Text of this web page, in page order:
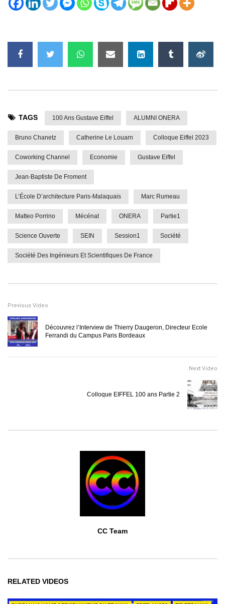
TAGS 100 Ans Gustave Eiffel ALUMNI ONERA
Bruno Chanetz Catherine Le Louarn Colloque Eiffel 2023
Coworking Channel Economie Gustave Eiffel
Jean-Baptiste De Froment
L’École D’architecture Paris-Malaquais Marc Rumeau
Matteo Porrino Mécénat ONERA Partie1
Science Ouverte SEIN Session1 Société
Société Des Ingénieurs Et Scientifiques De France
Previous Video
Découvrez l’Interview de Thierry Daugeron, Directeur Ecole
Ferrandi du Campus Paris Bordeaux
Next Video
Colloque EIFFEL 100 ans Partie 2
CC Team
RELATED VIDEOS